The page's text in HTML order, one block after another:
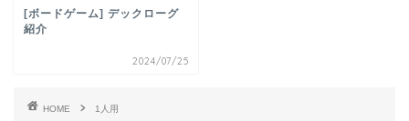
[ボードゲーム] デックローグ
紹介
2024/07/25
HOME 1人用